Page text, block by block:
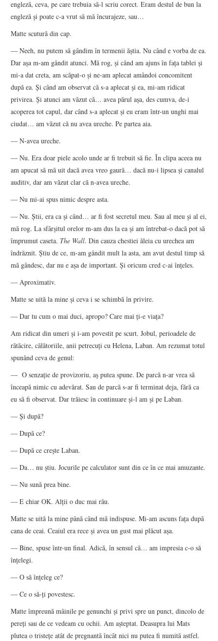
engleză, ceva, pe care trebuia să-l scriu corect. Eram destul de bun la
engleză şi poate c-a vrut să mă încurajeze, sau…
Matte scutură din cap.
— Neeh, nu putem să gândim în termenii ăştia. Nu când e vorba de ea.
Dar aşa m-am gândit atunci. Mă rog, şi când am ajuns în faţa tablei şi
mi-a dat creta, am scăpat-o şi ne-am aplecat amândoi concomitent
după ea. Şi când am observat că s-a aplecat şi ea, mi-am ridicat
privirea. Şi atunci am văzut că… avea părul aşa, des cumva, de-i
acoperea tot capul, dar când s-a aplecat şi eu eram într-un unghi mai
ciudat… am văzut că nu avea ureche. Pe partea aia.
— N-avea ureche.
— Nu. Era doar piele acolo unde ar fi trebuit să fie. În clipa aceea nu
am apucat să mă uit dacă avea vreo gaură… dacă nu-i lipsea şi canalul
auditiv, dar am văzut clar că n-avea ureche.
— Nu mi-ai spus nimic despre asta.
— Nu. Ştii, era ca şi când… ar fi fost secretul meu. Sau al meu şi al ei,
mă rog. La sfârşitul orelor m-am dus la ea şi am întrebat-o dacă pot să
împrumut caseta. The Wall. Din cauza chestiei ăleia cu urechea am
îndrăznit. Ştiu de ce, m-am gândit mult la asta, am avut destul timp să
mă gândesc, dar nu e aşa de important. Şi oricum cred c-ai înţeles.
— Aproximativ.
Matte se uită la mine şi ceva i se schimbă în privire.
— Dar tu cum o mai duci, apropo? Care mai ţi-e viaţa?
Am ridicat din umeri şi i-am povestit pe scurt. Jobul, perioadele de
rătăcire, călătoriile, anii petrecuţi cu Helena, Laban. Am rezumat totul
spunând ceva de genul:
— O senzaţie de provizoriu, aş putea spune. De parcă n-ar vrea să
înceapă nimic cu adevărat. Sau de parcă s-ar fi terminat deja, fără ca
eu să fi observat. Dar trăiesc în continuare şi-l am şi pe Laban.
— Şi după?
— După ce?
— După ce creşte Laban.
— Da… nu ştiu. Jocurile pe calculator sunt din ce în ce mai amuzante.
— Nu sună prea bine.
— E chiar OK. Alţii o duc mai rău.
Matte se uită la mine până când mă indispuse. Mi-am ascuns faţa după
cana de ceai. Ceaiul era rece şi avea un gust mai plăcut aşa.
— Bine, spuse într-un final. Adică, în sensul că… am impresia c-o să
înţelegi.
— O să înţeleg ce?
— Ce o să-ţi povestesc.
Matte împreună mâinile pe genunchi şi privi spre un punct, dincolo de
pereţi sau de ce vedeam cu ochii. Am aşteptat. Deasupra lui Mats
plutea o tristeţe atât de pregnantă încât nici nu putea fi numită astfel.